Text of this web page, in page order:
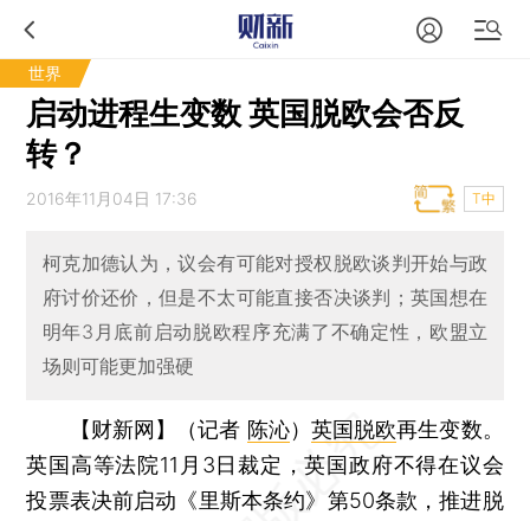
世界
启动进程生变数 英国脱欧会否反
转？
2016年11月04日 17:36 T中
柯克加德认为，议会有可能对授权脱欧谈判开始与政
府讨价还价，但是不太可能直接否决谈判；英国想在
明年3月底前启动脱欧程序充满了不确定性，欧盟立
场则可能更加强硬
【财新网】（记者 陈沁） 英国脱欧再生变数。
英国高等法院11月3日裁定，英国政府不得在议会
投票表决前启动《里斯本条约》第50条款，推进脱